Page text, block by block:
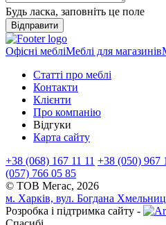
Будь ласка, заповніть це поле
Відправити
Офісні мебліМеблі для магазинів
Статті про меблі
Контакти
Клієнти
Про компанію
Відгуки
Карта сайту
+38 (068) 167 11 11 +38 (050) 967
(057) 766 05 85
© ТОВ Мегас, 2026
м. Харків, вул. Богдана
Розробка і підтримка сайту -